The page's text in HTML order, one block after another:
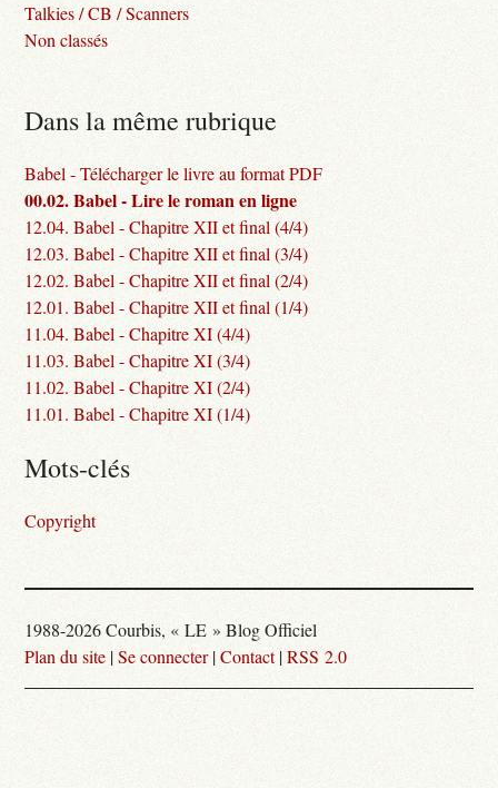
Talkies / CB / Scanners
Non classés
Dans la même rubrique
Babel - Télécharger le livre au format PDF
00.02. Babel - Lire le roman en ligne
12.04. Babel - Chapitre XII et final (4/4)
12.03. Babel - Chapitre XII et final (3/4)
12.02. Babel - Chapitre XII et final (2/4)
12.01. Babel - Chapitre XII et final (1/4)
11.04. Babel - Chapitre XI (4/4)
11.03. Babel - Chapitre XI (3/4)
11.02. Babel - Chapitre XI (2/4)
11.01. Babel - Chapitre XI (1/4)
Mots-clés
Copyright
1988-2026 Courbis, « LE » Blog Officiel
Plan du site |Se connecter|Contact|RSS 2.0